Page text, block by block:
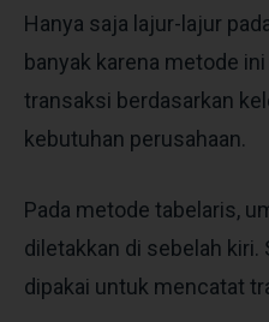
Hanya saja lajur-lajur
banyak karena metode
transaksi berdasarkan
kebutuhan perusahaan.
Pada metode tabelaris,
diletakkan di sebelah kiri.
dipakai untuk mencatat